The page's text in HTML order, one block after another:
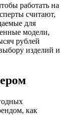
работать на
считают,
для
модели,
рублей
изделий и
как